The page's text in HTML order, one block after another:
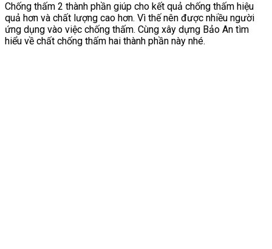
Chống thấm 2 thành phần giúp cho kết quả chống thấm hiệu
quả hơn và chất lượng cao hơn. Vì thế nên được nhiều người
ứng dụng vào việc chống thấm. Cùng xây dựng Bảo An tìm
hiểu về chất chống thấm hai thành phần này nhé.